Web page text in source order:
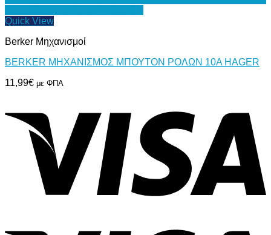
Quick View
Berker Μηχανισμοί
BERKER ΜΗΧΑΝΙΣΜΟΣ ΜΠΟΥΤΟΝ ΡΟΛΩΝ 10A HAGER
11,99€ με ΦΠΑ